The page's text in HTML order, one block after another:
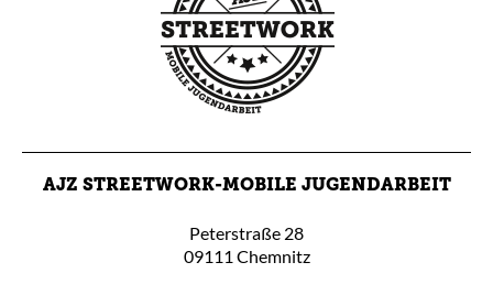
AJZ STREETWORK-MOBILE JUGENDARBEIT
Peterstraße 28
09111 Chemnitz